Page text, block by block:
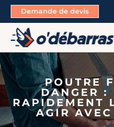
Demande de devis
POUTRE
DANGER :
RAPIDEMENT
AGIR